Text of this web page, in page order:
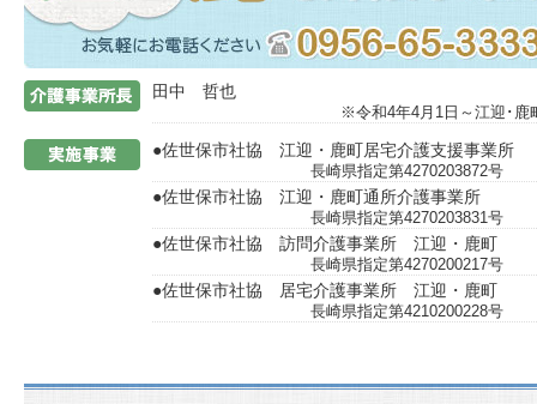
田中 哲也
※令和4年4月1日～江迎･鹿
●佐世保市社協 江迎・鹿町居宅介護支援事業所
長崎県指定第
●佐世保市社協 江迎・鹿町通所介護事業所
長崎県指定第
●佐世保市社協 訪問介護事業所 江迎・鹿町
長崎県指定第
●佐世保市社協 居宅介護事業所 江迎・鹿町
長崎県指定第